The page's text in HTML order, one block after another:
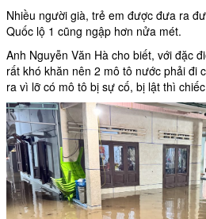
Nhiều người già, trẻ em được đưa ra
Quốc lộ 1 cũng ngập hơn nửa mét.
Anh Nguyễn Văn Hà cho biết, với đặc
rất khó khăn nên 2 mô tô nước phải đi
ra vì lỡ có mô tô bị sự cố, bị lật thì